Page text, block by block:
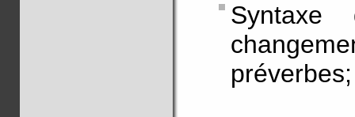
Syntaxe